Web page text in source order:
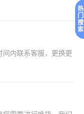
内联系客服，更换更
热
门
搜
索